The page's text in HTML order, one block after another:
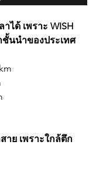
ได้ เพราะ WISH
ชั้นนำของประเทศ
าย เพราะใกล้ตึก